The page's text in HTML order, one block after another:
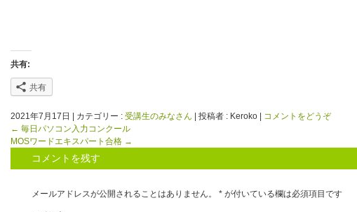
共有:
共有
2021年7月17日 | カテゴリー : 受講生のみなさん | 投稿者 : Keroko | コメントをどうぞ
← 毎日パソコン入力コンクール
MOSワードエキスパート合格 →
コメントを残す
メールアドレスが公開されることはありません。 * が付いている欄は必須項目です